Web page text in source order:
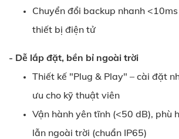
Chuyển đổi backup nhanh
thiết bị điện tử
- Dễ lắp đặt, bền bỉ ngoài trời
Thiết kế "Plug & Play" – cài đặt
ưu cho kỹ thuật viên
Vận hành yên tĩnh (<50 dB), phù
lẫn ngoài trời (chuẩn IP65)